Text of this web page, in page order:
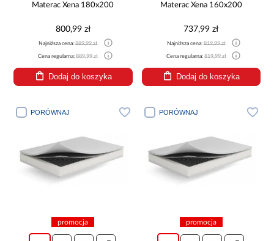
Materac Xena 180x200
800,99 zł
Najniższa cena:889,99 zł
Cena regularna:889,99 zł
Dodaj do koszyka
Materac Xena 160x200
737,99 zł
Najniższa cena:819,99 zł
Cena regularna:819,99 zł
Dodaj do koszyka
PORÓWNAJ
promocja
PORÓWNAJ
promocja